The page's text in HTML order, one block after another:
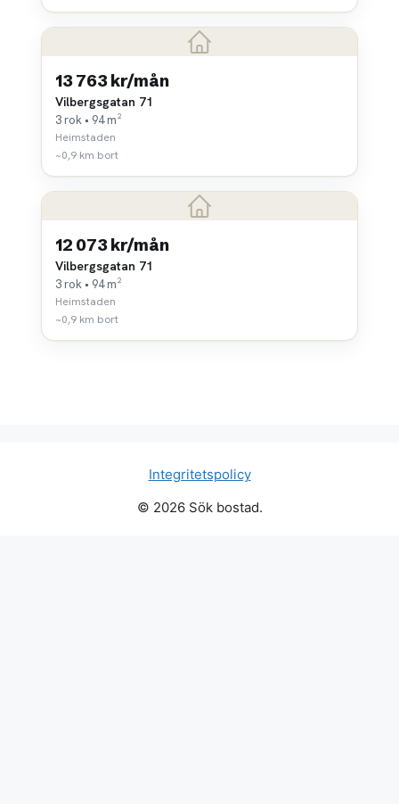
13 763 kr/mån
Vilbergsgatan 71
3 rok • 94 m²
Heimstaden
~0,9 km bort
12 073 kr/mån
Vilbergsgatan 71
3 rok • 94 m²
Heimstaden
~0,9 km bort
Integritetspolicy
© 2026 Sök bostad.